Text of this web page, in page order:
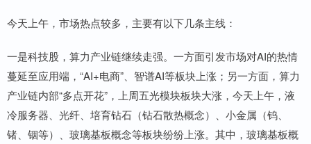
今天上午，市场热点较多，主要有以下几条主线：
一是科技股，算力产业链继续走强。一方面引发市场对AI的热情
蔓延至应用端，“AI+电商”、智谱AI等板块上涨；另一方面，算力
产业链内部“多点开花”，上周五光模块板块大涨，今天上午，液
冷服务器、光纤、培育钻石（钻石散热概念）、小金属（钨、
锗、铟等）、玻璃基板概念等板块纷纷上涨。其中，玻璃基板概